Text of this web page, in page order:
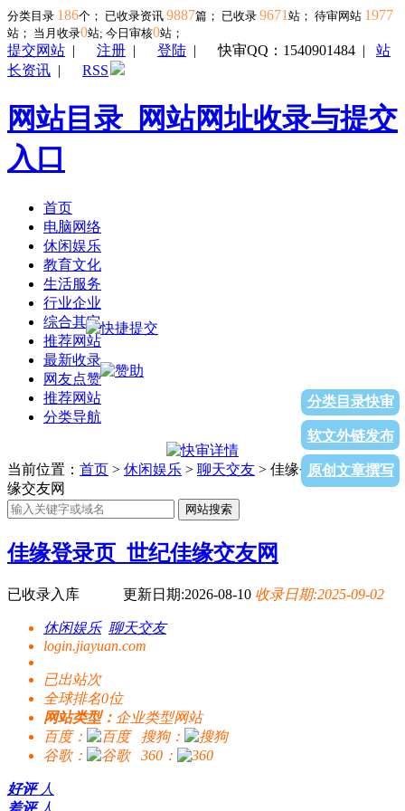
分类目录 186个； 已收录资讯 9887篇； 已收录 9671 站； 待审网站 1977
站； 当月收录0站; 今日审核0站；
提交网站 | 注册 | 登陆 |快审QQ：1540901484 | 站
长资讯 | RSS
网站目录_网站网址收录与提交
入口
首页
电脑网络
休闲娱乐
教育文化
生活服务
行业企业
综合其它
推荐网站
最新收录
网友点赞
推荐网站
分类导航
分类目录快审
软文外链发布
原创文章撰写
当前位置： 首页 > 休闲娱乐 > 聊天交友 > 佳缘登录页_世纪佳
缘交友网
网站搜索
佳缘登录页_世纪佳缘交友网
已收录入库 更新日期:2026-08-10 收录日期:2025-09-02
休闲娱乐 聊天交友
login.jiayuan.com
已出站次
全球排名0位
网站类型： 企业类型网站
百度：
搜狗：
谷歌：
360：
好评 人
差评 人